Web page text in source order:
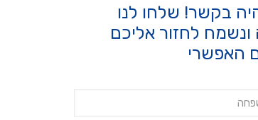
בקשר! שלחו לנו
ונשמח לחזור אליכם
האפשרי